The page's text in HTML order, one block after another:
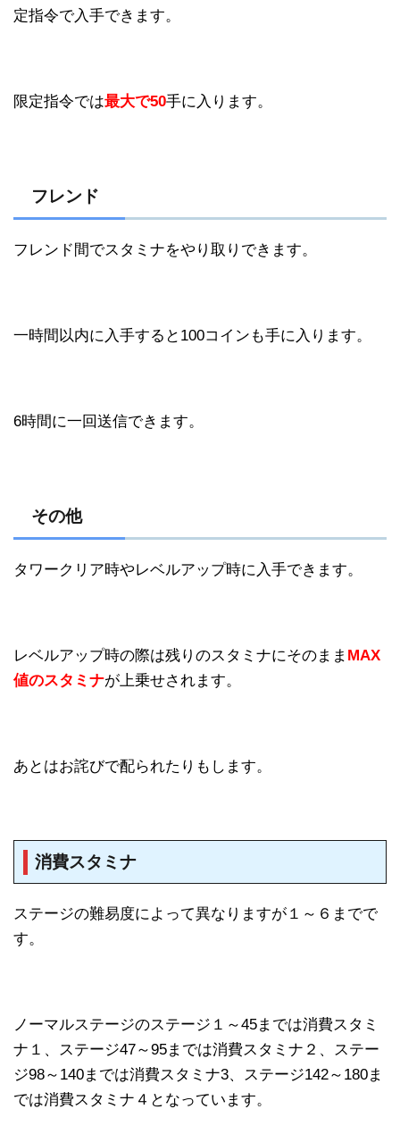
定指令で入手できます。
限定指令では最大で50手に入ります。
フレンド
フレンド間でスタミナをやり取りできます。
一時間以内に入手すると100コインも手に入ります。
6時間に一回送信できます。
その他
タワークリア時やレベルアップ時に入手できます。
レベルアップ時の際は残りのスタミナにそのまま MAX
値のスタミナが上乗せされます。
あとはお詫びで配られたりもします。
消費スタミナ
ステージの難易度によって異なりますが１～６までで
す。
ノーマルステージのステージ１～45までは消費スタミ
ナ１、ステージ47～95までは消費スタミナ２、ステー
ジ98～140までは消費スタミナ3、ステージ142～180ま
では消費スタミナ４となっています。